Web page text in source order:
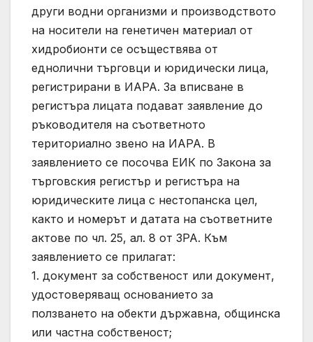
други водни организми и производството
на носители на генетичен материал от
хидробионти се осъществява от
еднолични търговци и юридически лица,
регистрирани в ИАРА. За вписване в
регистъра лицата подават заявление до
ръководителя на съответното
териториално звено на ИАРА. В
заявлението се посочва ЕИК по Закона за
търговския регистър и регистъра на
юридическите лица с нестопанска цел,
както и номерът и датата на съответните
актове по чл. 25, ал. 8 от ЗРА. Към
заявлението се прилагат:
1. документ за собственост или документ,
удостоверяващ основанието за
ползването на обекти държавна, общинска
или частна собственост;